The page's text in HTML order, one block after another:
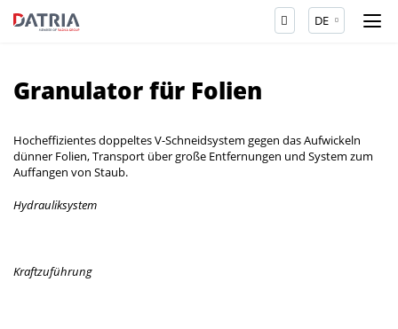
DE
Granulator für Folien
Hocheffizientes doppeltes V-Schneidsystem gegen das Aufwickeln
dünner Folien, Transport über große Entfernungen und System zum
Auffangen von Staub.
Hydrauliksystem
Kraftzuführung